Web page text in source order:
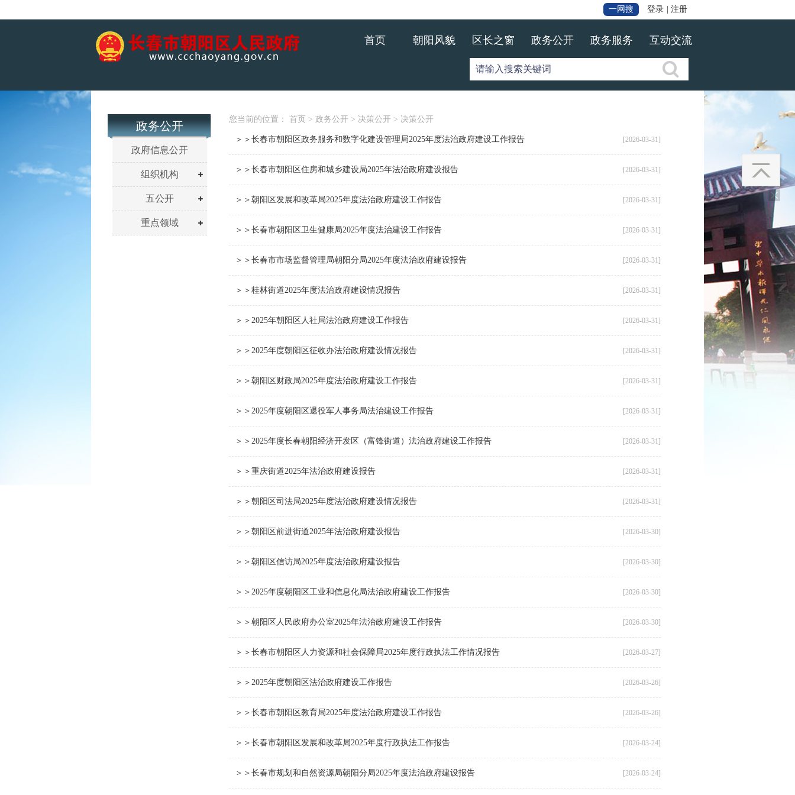
一网搜 登录 注册
首页 朝阳风貌 区长之窗 政务公开 政务服务 互动交流
政务公开
政府信息公开
组织机构
五公开
重点领域
您当前的位置： 首页 > 政务公开 > 决策公开 > 决策公开
[2026-03-31]
＞＞长春市朝阳区政务服务和数字化建设管理局2025年度法治政府建设工作报告
[2026-03-31]
＞＞长春市朝阳区住房和城乡建设局2025年法治政府建设报告
[2026-03-31]
＞＞朝阳区发展和改革局2025年度法治政府建设工作报告
[2026-03-31]
＞＞长春市朝阳区卫生健康局2025年度法治建设工作报告
[2026-03-31]
＞＞长春市市场监督管理局朝阳分局2025年度法治政府建设报告
[2026-03-31]
＞＞桂林街道2025年度法治政府建设情况报告
[2026-03-31]
＞＞2025年朝阳区人社局法治政府建设工作报告
[2026-03-31]
＞＞2025年度朝阳区征收办法治政府建设情况报告
[2026-03-31]
＞＞朝阳区财政局2025年度法治政府建设工作报告
[2026-03-31]
＞＞2025年度朝阳区退役军人事务局法治建设工作报告
[2026-03-31]
＞＞2025年度长春朝阳经济开发区（富锋街道）法治政府建设工作报告
[2026-03-31]
＞＞重庆街道2025年法治政府建设报告
[2026-03-31]
＞＞朝阳区司法局2025年度法治政府建设情况报告
[2026-03-30]
＞＞朝阳区前进街道2025年法治政府建设报告
[2026-03-30]
＞＞朝阳区信访局2025年度法治政府建设报告
[2026-03-30]
＞＞2025年度朝阳区工业和信息化局法治政府建设工作报告
[2026-03-30]
＞＞朝阳区人民政府办公室2025年法治政府建设工作报告
[2026-03-27]
＞＞长春市朝阳区人力资源和社会保障局2025年度行政执法工作情况报告
[2026-03-26]
＞＞2025年度朝阳区法治政府建设工作报告
[2026-03-26]
＞＞长春市朝阳区教育局2025年度法治政府建设工作报告
[2026-03-24]
＞＞长春市朝阳区发展和改革局2025年度行政执法工作报告
[2026-03-24]
＞＞长春市规划和自然资源局朝阳分局2025年度法治政府建设报告